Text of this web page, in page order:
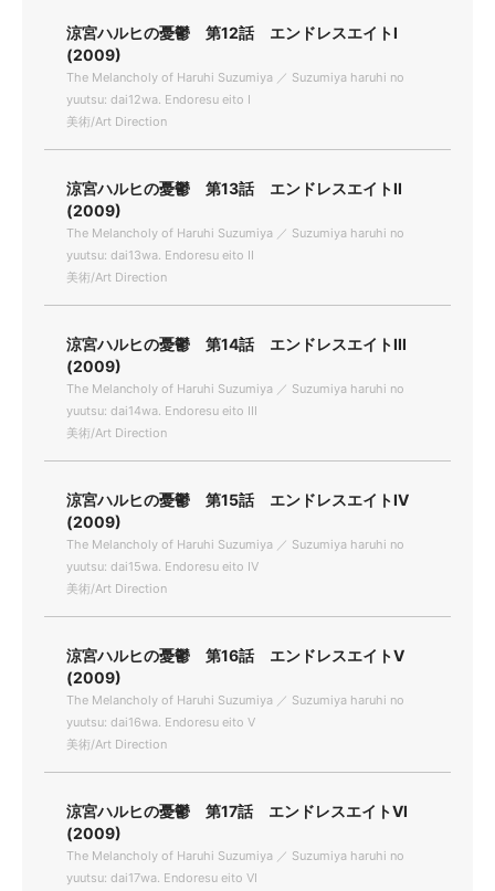
涼宮ハルヒの憂鬱 第12話 エンドレスエイトI
(2009)
The Melancholy of Haruhi Suzumiya ／ Suzumiya haruhi no
yuutsu: dai12wa. Endoresu eito I
美術/Art Direction
涼宮ハルヒの憂鬱 第13話 エンドレスエイトII
(2009)
The Melancholy of Haruhi Suzumiya ／ Suzumiya haruhi no
yuutsu: dai13wa. Endoresu eito II
美術/Art Direction
涼宮ハルヒの憂鬱 第14話 エンドレスエイトIII
(2009)
The Melancholy of Haruhi Suzumiya ／ Suzumiya haruhi no
yuutsu: dai14wa. Endoresu eito III
美術/Art Direction
涼宮ハルヒの憂鬱 第15話 エンドレスエイトIV
(2009)
The Melancholy of Haruhi Suzumiya ／ Suzumiya haruhi no
yuutsu: dai15wa. Endoresu eito IV
美術/Art Direction
涼宮ハルヒの憂鬱 第16話 エンドレスエイトV
(2009)
The Melancholy of Haruhi Suzumiya ／ Suzumiya haruhi no
yuutsu: dai16wa. Endoresu eito V
美術/Art Direction
涼宮ハルヒの憂鬱 第17話 エンドレスエイトVI
(2009)
The Melancholy of Haruhi Suzumiya ／ Suzumiya haruhi no
yuutsu: dai17wa. Endoresu eito VI